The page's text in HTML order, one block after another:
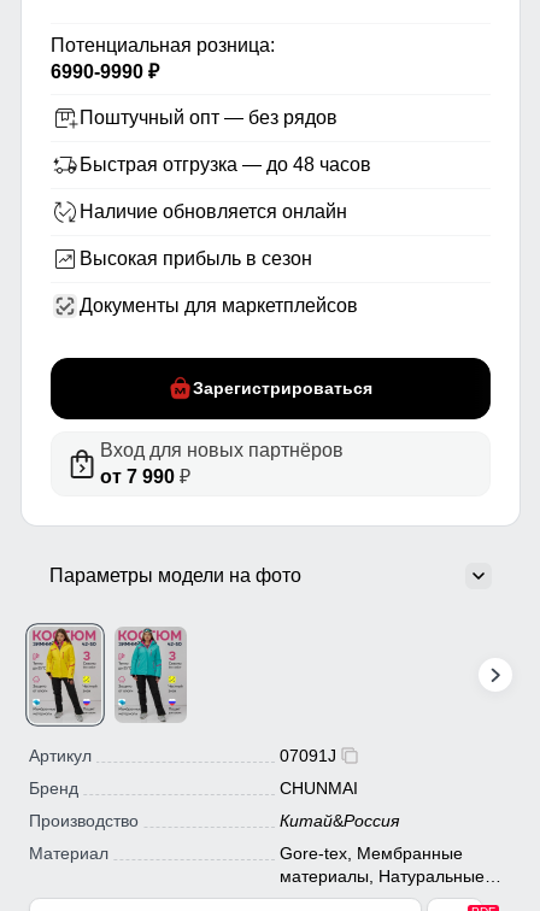
Потенциальная розница:
6990-9990 ₽
Поштучный опт — без рядов
Быстрая отгрузка — до 48 часов
Наличие обновляется онлайн
Высокая прибыль в сезон
Документы для маркетплейсов
Зарегистрироваться
Вход для новых партнёров
от 7 990₽
Параметры модели на фото
Артикул
07091J
Бренд
CHUNMAI
Производство
Китай&Россия
Материал
Gore-tex, Мембранные
материалы, Натуральные
материалы, Полиэстер,